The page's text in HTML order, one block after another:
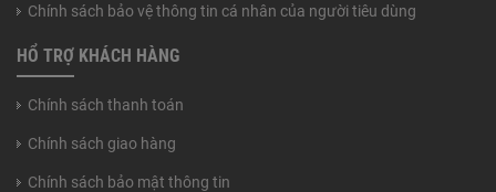
Chính sách bảo vệ thông tin cá nhân của người tiêu dùng
HỔ TRỢ KHÁCH HÀNG
Chính sách thanh toán
Chính sách giao hàng
Chính sách bảo mật thông tin